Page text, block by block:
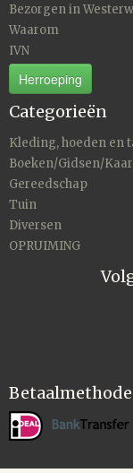
Bezorgen in
Waarom
IVN
Herroeping
Categorieën
Kleding, hoeden en
Boeken/Gidsen/
Gereedschap
Tuin
Diversen
OPRUIMING